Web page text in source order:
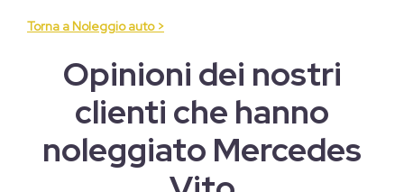
Torna a Noleggio auto >
Opinioni dei nostri
clienti che hanno
noleggiato Mercedes